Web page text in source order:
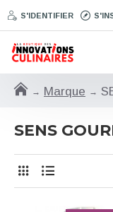
S'IDENTIFIER
Marque
SENS